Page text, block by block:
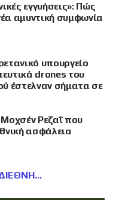
εγγυήσεις»: Πώς
αμυντική συμφωνία
υπουργείο
drones του
έστελναν σήματα σε
Μοχσέν Ρεζαΐ που
ασφάλεια